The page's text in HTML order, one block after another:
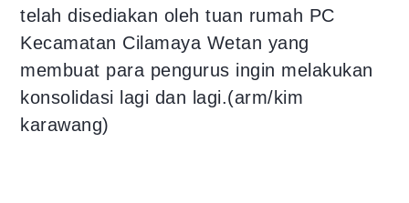
telah disediakan oleh tuan rumah PC
Kecamatan Cilamaya Wetan yang
membuat para pengurus ingin melakukan
konsolidasi lagi dan lagi.(arm/kim
karawang)